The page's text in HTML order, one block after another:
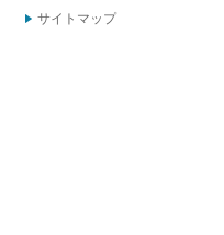
サイトマップ